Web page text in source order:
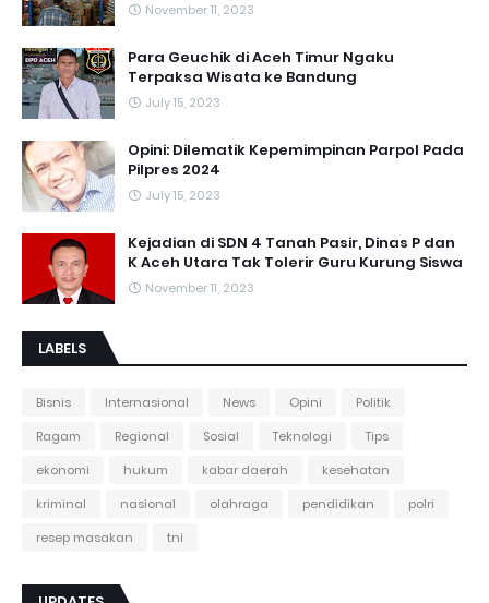
November 11, 2023
Para Geuchik di Aceh Timur Ngaku
Terpaksa Wisata ke Bandung
July 15, 2023
Opini: Dilematik Kepemimpinan Parpol Pada
Pilpres 2024
July 15, 2023
Kejadian di SDN 4 Tanah Pasir, Dinas P dan
K Aceh Utara Tak Tolerir Guru Kurung Siswa
November 11, 2023
LABELS
Bisnis Internasional News Opini
Politik
Ragam
Regional Sosial Teknologi
Tips
ekonomi
hukum kabar daerah
kesehatan
kriminal
nasional olahraga pendidikan
polri
resep masakan
tni